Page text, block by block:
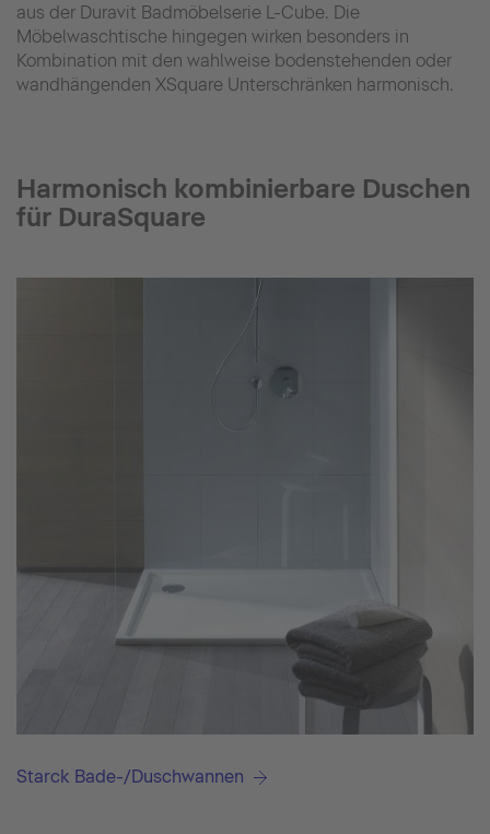
aus der Duravit Badmöbelserie L-Cube. Die
Möbelwaschtische hingegen wirken besonders in
Kombination mit den wahlweise bodenstehenden oder
wandhängenden XSquare Unterschränken harmonisch.
Harmonisch kombinierbare Duschen
für DuraSquare
Starck Bade-/Duschwannen